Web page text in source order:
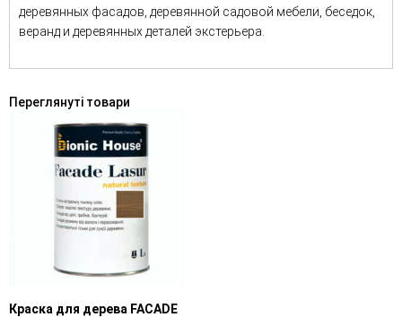
деревянных фасадов, деревянной садовой мебели, беседок,
веранд и деревянных деталей экстерьера.
Переглянуті товари
Краска для дерева FACADE